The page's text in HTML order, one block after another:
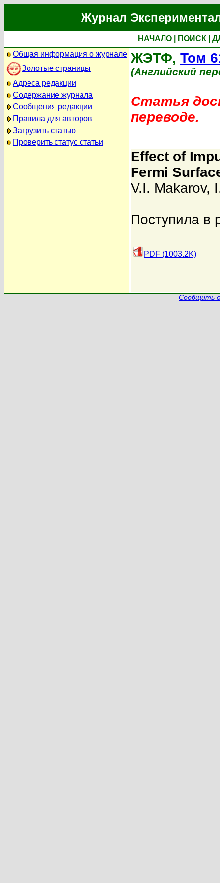
Журнал
НАЧАЛО ПОИСК
Общая информация о журнале
Золотые страницы
Адреса редакции
Содержание журнала
Сообщения редакции
Правила для авторов
Загрузить статью
Проверить статус статьи
ЖЭТФ, Том
(Английский
Статья
переводе.
Effect of
Fermi
V.I. Makarov,
Поступила в
PDF (1003.2K)
Сообщить о